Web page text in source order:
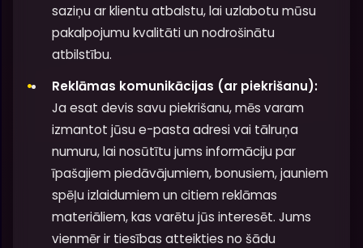
saziņu ar klientu atbalstu, lai uzlabotu mūsu
pakalpojumu kvalitāti un nodrošinātu
atbilstību.
Reklāmas komunikācijas (ar piekrišanu):
Ja esat devis savu piekrišanu, mēs varam
izmantot jūsu e-pasta adresi vai tālruņa
numuru, lai nosūtītu jums informāciju par
īpašajiem piedāvājumiem, bonusiem, jauniem
spēļu izlaidumiem un citiem reklāmas
materiāliem, kas varētu jūs interesēt. Jums
vienmēr ir tiesības atteikties no šādu